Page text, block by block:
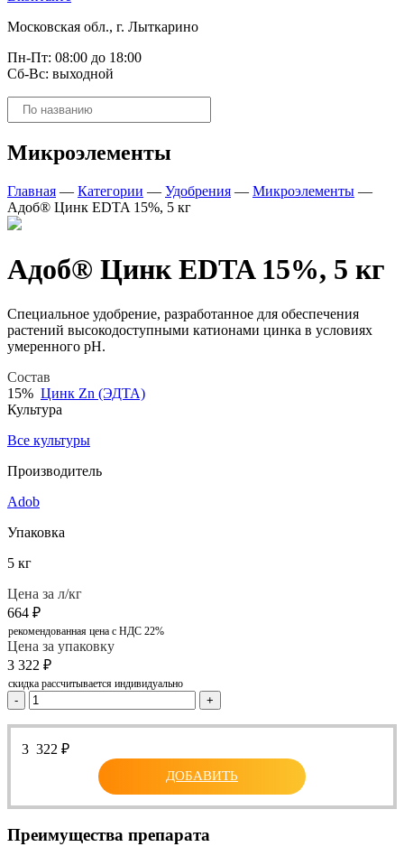
Московская обл., г. Лыткарино
Пн-Пт: 08:00 до 18:00
Сб-Вс: выходной
Поиск
товаров
Микроэлементы
Главная — Категории — Удобрения — Микроэлементы —
Адоб® Цинк EDTA 15%, 5 кг
Адоб® Цинк EDTA 15%, 5 кг
Специальное удобрение, разработанное для обеспечения
растений высокодоступными катионами цинка в условиях
умеренного рН.
Состав
15% Цинк Zn (ЭДТА)
Культура
Все культуры
Производитель
Adob
Упаковка
5 кг
Цена за л/кг
664 ₽
рекомендованная цена с НДС 22%
Цена за упаковку
3 322 ₽
скидка рассчитывается индивидуально
- +
3 322 ₽
ДОБАВИТЬ
Преимущества препарата